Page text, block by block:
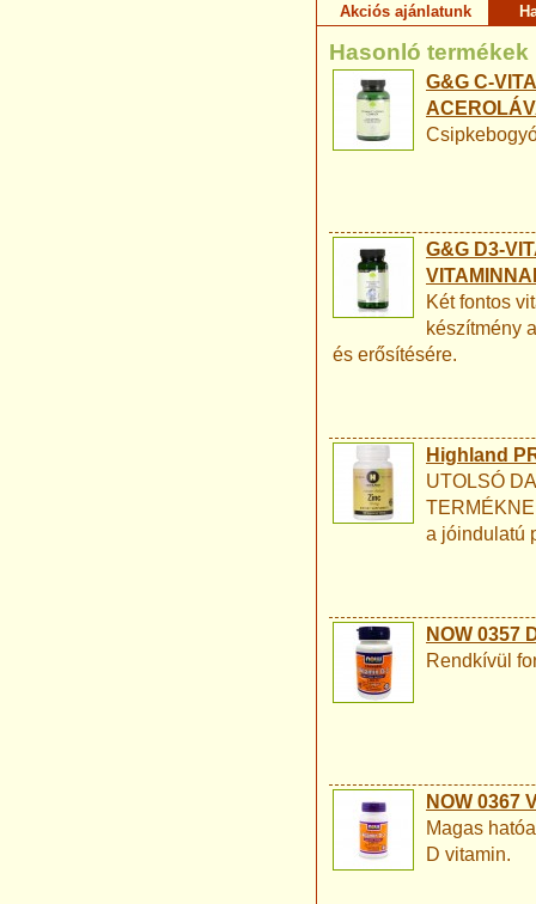
Akciós ajánlatunk
Hasonló termékek
G&G C-
G&G D3-
Két fontos
készítmény
és erősítésére.
Highland
UTOLSÓ
a jóindulatú
NOW 0357
Rendkívül
NOW 0367
Magas
D vitamin.